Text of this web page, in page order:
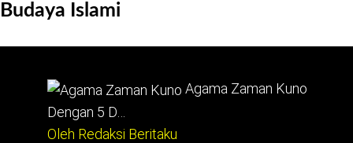
Budaya Islami
Agama Zaman Kuno
Dengan 5 D…
Oleh Redaksi Beritaku